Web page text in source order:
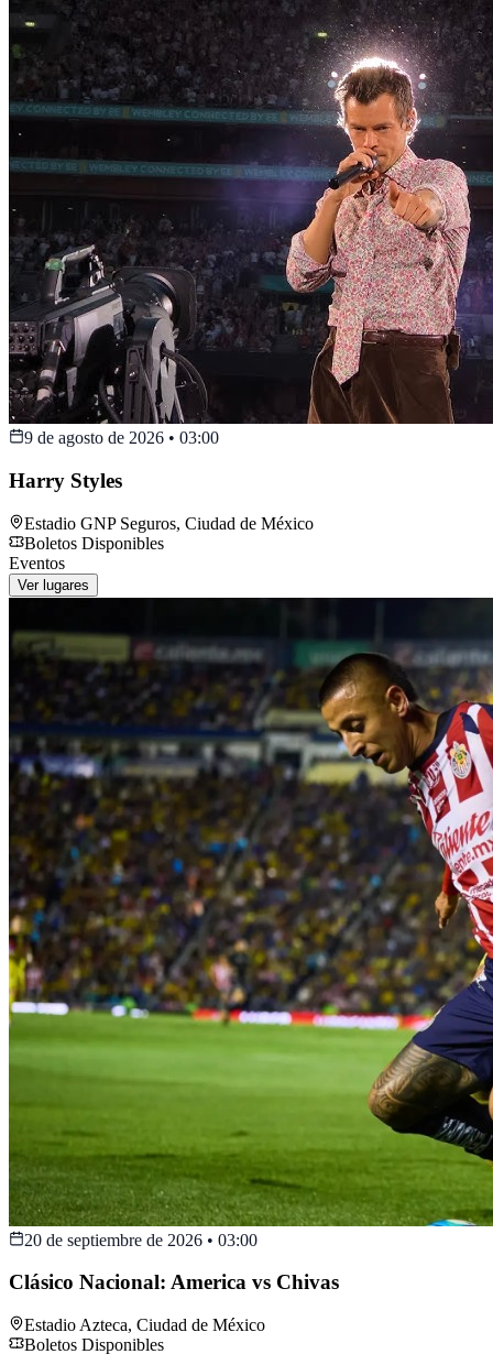
9 de agosto de 2026 • 03:00
Harry Styles
Estadio GNP Seguros, Ciudad de México
Boletos Disponibles
Eventos
Ver lugares
20 de septiembre de 2026 • 03:00
Clásico Nacional: America vs Chivas
Estadio Azteca, Ciudad de México
Boletos Disponibles